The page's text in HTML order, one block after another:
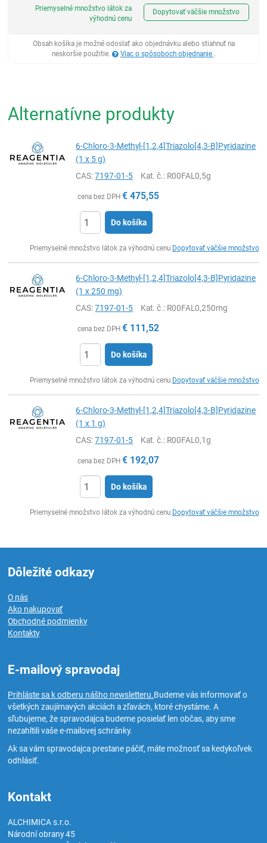
Priemyselné množstvo látok za
výhodnú cenu
Dopytovať väčšie množstvo
Obsah košíka je možné odoslať ako objednávku alebo stiahnuť na
neskoršie použitie.
Viac o spôsoboch objednanie .
Alternatívne produkty
6-Chloro-3-Methyl-[1,2,4]Triazolo[4,3-B]Pyridazine
(1 x 5 g)
CAS:7197-01-5 Kat. č.: R00FAL0,5g
cena bez DPH € 475,55
Do košíka
Priemyselné množstvo látok za výhodnú cenu Dopytovať väčšie množstvo
6-Chloro-3-Methyl-[1,2,4]Triazolo[4,3-B]Pyridazine
(1 x 250 mg)
CAS:7197-01-5 Kat. č.: R00FAL0,250mg
cena bez DPH € 111,52
Do košíka
Priemyselné množstvo látok za výhodnú cenu Dopytovať väčšie množstvo
6-Chloro-3-Methyl-[1,2,4]Triazolo[4,3-B]Pyridazine
(1 x 1 g)
CAS:7197-01-5 Kat. č.: R00FAL0,1g
cena bez DPH € 192,07
Do košíka
Priemyselné množstvo látok za výhodnú cenu Dopytovať väčšie množstvo
Dôležité odkazy
O nás
Ako nakupovať
Obchodné podmienky
Kontakty
E-mailový spravodaj
Prihláste sa k odberu nášho newsletteru.Budeme vás informovať o
všetkých zaujímavých akciách a zľavách, ktoré chystáme. A
sľubujeme, že spravodajca budeme posielať len občas, aby sme
nezahltili vaše e-mailovej schránky.
Ak sa vám spravodajca prestane páčiť, máte možnosť sa kedykoľvek
odhlásiť.
Kontakt
ALCHIMICA s.r.o.
Národní obrany 45